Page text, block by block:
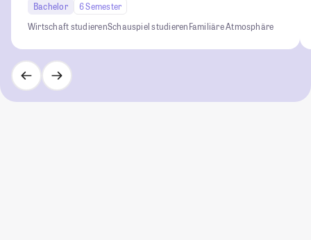
Bachelor
6 Semester
Wirtschaft studierenSchauspiel studierenFamiliäre Atmosphäre